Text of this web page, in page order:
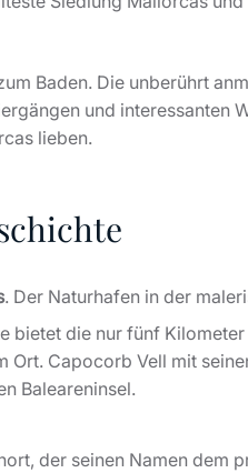
Baden. Die unberührt
und interessanten
lieben.
. Der Naturhafen in der
bietet die nur fünf
Ort. Capocorb Vell mit
Baleareninsel.
der seinen Namen dem